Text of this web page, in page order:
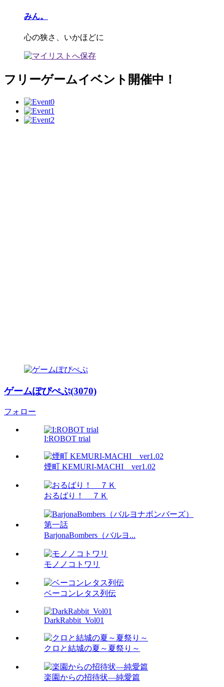
みん。
心の狭さ、いかほどに
フリーゲームイベント開催中！
ゲームぽぴぺぷ(3070)
フォロー
I:ROBOT trial
煙町 KEMURI-MACHI ver1.02
おるばり！ ７Ｋ
BarjonaBombers（バルヨ...
モノノコトワリ
ベーコンレタス列伝
DarkRabbit_Vol01
クロと結城の夏～夏祭り～
楽園からの招待状―純愛篇